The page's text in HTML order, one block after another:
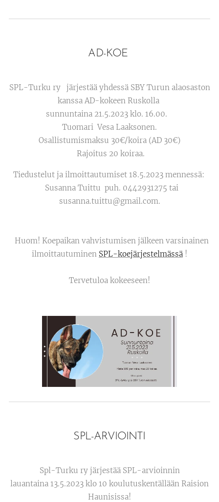
AD-KOE
SPL-Turku ry järjestää yhdessä SBY Turun alaosaston
kanssa AD-kokeen Ruskolla
sunnuntaina 21.5.2023 klo. 16.00.
Tuomari Vesa Laaksonen.
Osallistumismaksu 30€/koira (AD 30€)
Rajoitus 20 koiraa.
Tiedustelut ja ilmoittautumiset 18.5.2023 mennessä:
Susanna Tuittu puh. 0442931275 tai
susanna.tuittu@gmail.com.
Huom! Koepaikan vahvistumisen jälkeen varsinainen
ilmoittautuminen SPL-koejärjestelmässä !
Tervetuloa kokeeseen!
SPL-ARVIOINTI
Spl-Turku ry järjestää SPL-arvioinnin
lauantaina 13.5.2023 klo 10 koulutuskentällään Raision
Haunisissa!